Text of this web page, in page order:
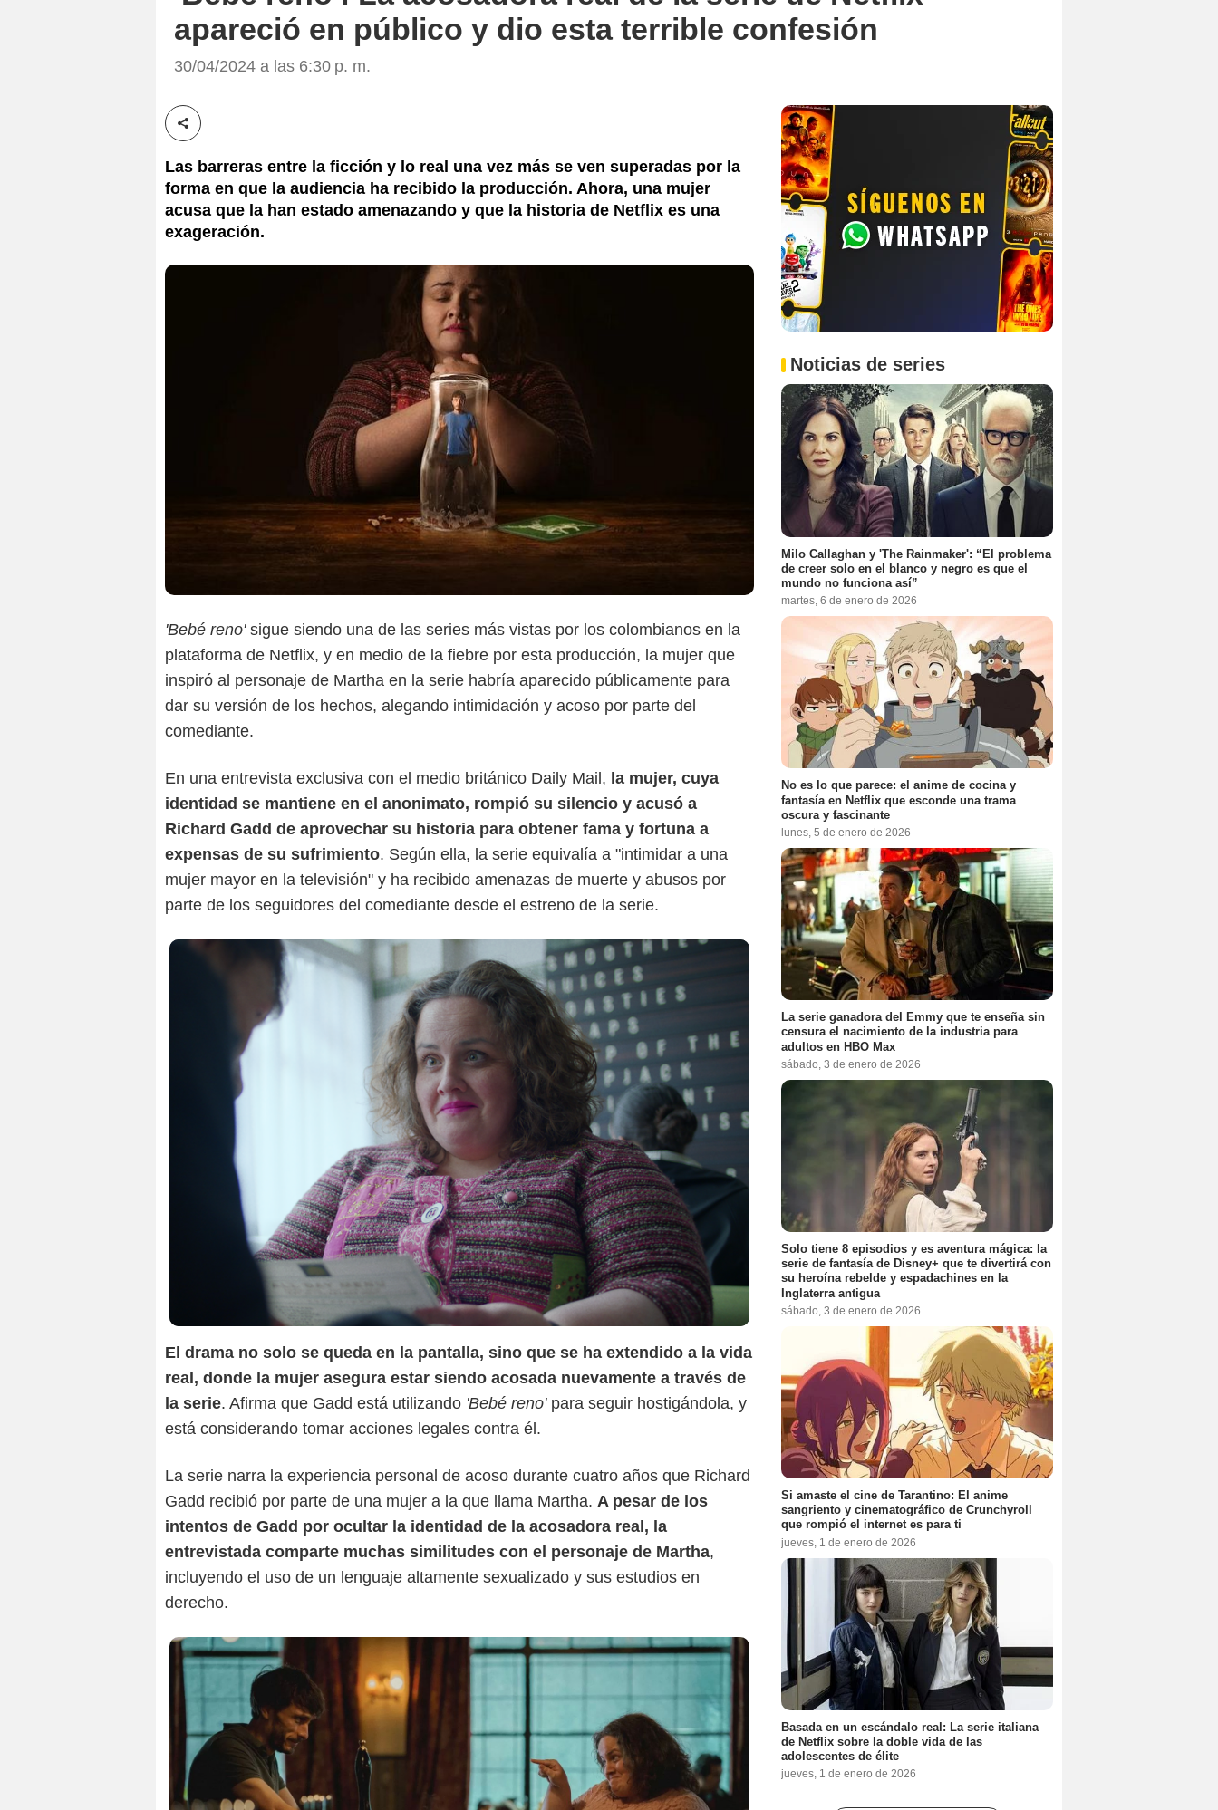
apareció en público y dio esta terrible confesión
30/04/2024 a las 6:30 p. m.
Compartir esta noticia
Las barreras entre la ficción y lo real una vez más se ven superadas por la
forma en que la audiencia ha recibido la producción. Ahora, una mujer
acusa que la han estado amenazando y que la historia de Netflix es una
exageración.
'Bebé reno' sigue siendo una de las series más vistas por los colombianos en la
plataforma de Netflix, y en medio de la fiebre por esta producción, la mujer que
inspiró al personaje de Martha en la serie habría aparecido públicamente para
dar su versión de los hechos, alegando intimidación y acoso por parte del
comediante.
En una entrevista exclusiva con el medio británico Daily Mail, la mujer, cuya
identidad se mantiene en el anonimato, rompió su silencio y acusó a
Richard Gadd de aprovechar su historia para obtener fama y fortuna a
expensas de su sufrimiento. Según ella, la serie equivalía a "intimidar a una
mujer mayor en la televisión" y ha recibido amenazas de muerte y abusos por
parte de los seguidores del comediante desde el estreno de la serie.
El drama no solo se queda en la pantalla, sino que se ha extendido a la vida
real, donde la mujer asegura estar siendo acosada nuevamente a través de
la serie. Afirma que Gadd está utilizando 'Bebé reno'para seguir hostigándola, y
está considerando tomar acciones legales contra él.
La serie narra la experiencia personal de acoso durante cuatro años que Richard
Gadd recibió por parte de una mujer a la que llama Martha. A pesar de los
intentos de Gadd por ocultar la identidad de la acosadora real, la
entrevistada comparte muchas similitudes con el personaje de Martha,
incluyendo el uso de un lenguaje altamente sexualizado y sus estudios en
derecho.
Netflix
Noticias de series
Milo Callaghan y 'The Rainmaker': “El problema
de creer solo en el blanco y negro es que el
mundo no funciona así”
martes, 6 de enero de 2026
No es lo que parece: el anime de cocina y
fantasía en Netflix que esconde una trama
oscura y fascinante
lunes, 5 de enero de 2026
La serie ganadora del Emmy que te enseña sin
censura el nacimiento de la industria para
adultos en HBO Max
sábado, 3 de enero de 2026
Solo tiene 8 episodios y es aventura mágica: la
serie de fantasía de Disney+ que te divertirá con
su heroína rebelde y espadachines en la
Inglaterra antigua
sábado, 3 de enero de 2026
Si amaste el cine de Tarantino: El anime
sangriento y cinematográfico de Crunchyroll
que rompió el internet es para ti
jueves, 1 de enero de 2026
Basada en un escándalo real: La serie italiana
de Netflix sobre la doble vida de las
adolescentes de élite
jueves, 1 de enero de 2026